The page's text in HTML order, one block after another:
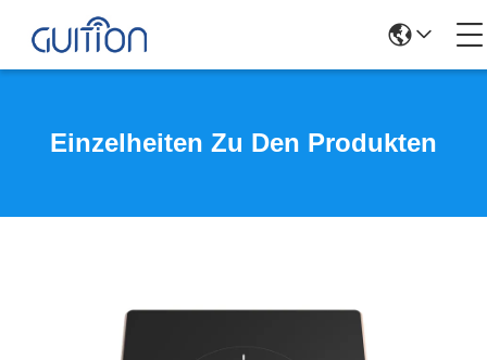
Einzelheiten Zu Den Produkten